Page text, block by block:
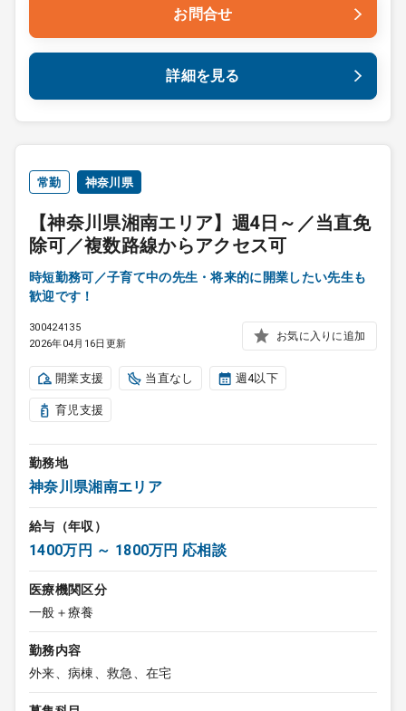
お問合せ
詳細を見る
常勤 神奈川県
【神奈川県湘南エリア】週4日～／当直免
除可／複数路線からアクセス可
時短勤務可／子育て中の先生・将来的に開業したい先生も
歓迎です！
300424135
2026年04月16日更新
お気に入りに追加
開業支援 当直なし 週4以下
育児支援
勤務地
神奈川県湘南エリア
給与（年収）
1400万円 ～ 1800万円 応相談
医療機関区分
一般＋療養
勤務内容
外来、病棟、救急、在宅